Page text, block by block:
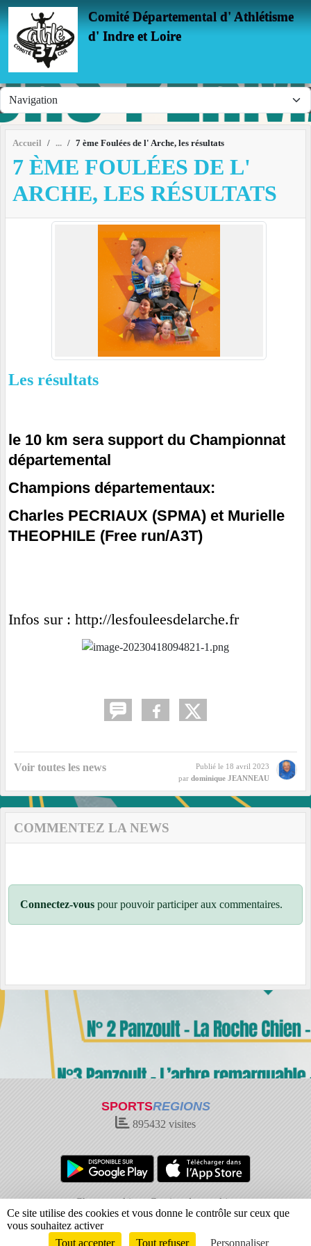
Comité Départemental d' Athlétisme
d' Indre et Loire
Accueil 7 ème Foulées de l' Arche, les résultats
7 ÈME FOULÉES DE L'
ARCHE, LES RÉSULTATS
Les résultats
le 10 km sera support du Championnat
départemental
Champions départementaux:
Charles PECRIAUX (SPMA) et Murielle
THEOPHILE (Free run/A3T)
Infos sur : http://lesfouleesdelarche.fr
Voir toutes les news Publié le 18 avril 2023
par dominique JEANNEAU
COMMENTEZ LA NEWS
Connectez-vous pour pouvoir participer aux commentaires.
SPORTSREGIONS
895432 visites
Charte cookies
Gestion des cookies
Informations légales
Signaler un contenu inapproprié
Envie de participer ?
Panneau de gestion des cookies
Ce site utilise des cookies et vous donne le contrôle sur ceux que
vous souhaitez activer
Tout accepter
Tout refuser Personnaliser